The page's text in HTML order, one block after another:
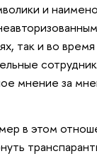
и
так и во
мнение за
в этом